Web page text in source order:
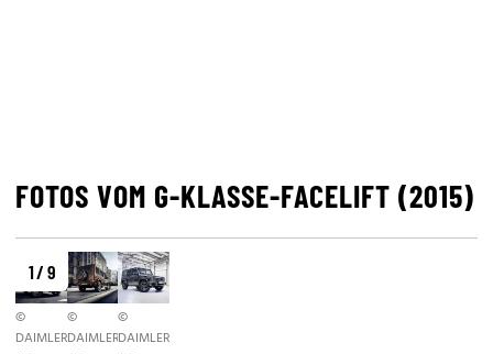
FOTOS VOM G-KLASSE-FACELIFT (2015)
1 / 9
©
DAIMLER
©
DAIMLER
©
DAIMLER